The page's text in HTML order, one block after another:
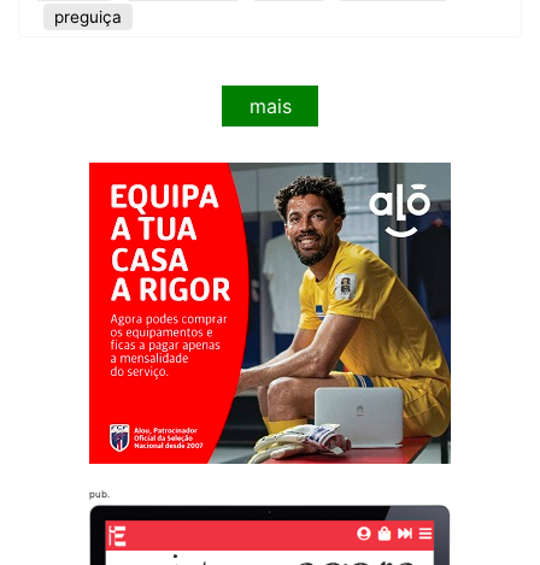
preguiça
mais
pub.